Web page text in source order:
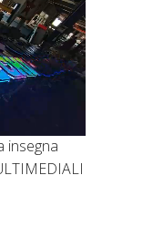
insegna